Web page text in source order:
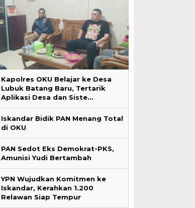
Kapolres OKU Belajar ke Desa
Lubuk Batang Baru, Tertarik
Aplikasi Desa dan Siste…
Iskandar Bidik PAN Menang Total
di OKU
PAN Sedot Eks Demokrat-PKS,
Amunisi Yudi Bertambah
YPN Wujudkan Komitmen ke
Iskandar, Kerahkan 1.200
Relawan Siap Tempur